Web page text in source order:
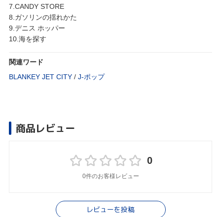
7.CANDY STORE
8.ガソリンの揺れかた
9.デニス ホッパー
10.海を探す
関連ワード
BLANKEY JET CITY / J‐ポップ
商品レビュー
0
0件のお客様レビュー
レビューを投稿